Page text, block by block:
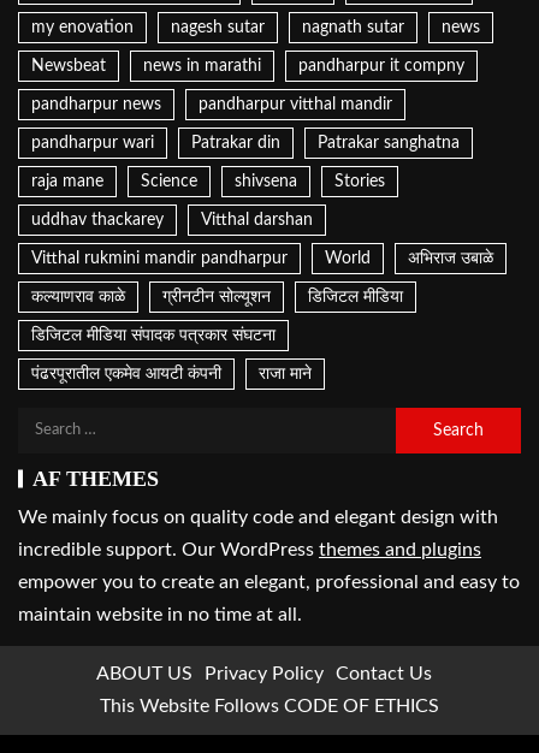
my enovation nagesh sutar nagnath sutar news
Newsbeat news in marathi pandharpur it compny
pandharpur news pandharpur vitthal mandir
pandharpur wari Patrakar din Patrakar sanghatna
raja mane Science shivsena Stories
uddhav thackarey Vitthal darshan
Vitthal rukmini mandir pandharpur World अभिराज उबाळे
कल्याणराव काळे ग्रीनटीन सोल्यूशन डिजिटल मीडिया
डिजिटल मीडिया संपादक पत्रकार संघटना
पंढरपूरातील एकमेव आयटी कंपनी राजा माने
AF THEMES
We mainly focus on quality code and elegant design with
incredible support. Our WordPress themes and plugins
empower you to create an elegant, professional and easy to
maintain website in no time at all.
ABOUT US Privacy Policy
Contact Us
This Website Follows CODE OF ETHICS